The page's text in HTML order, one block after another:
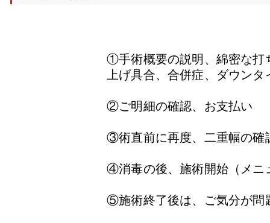
①手術概要の説明、綿密な打
上げ具合、 合併症、ダウンタ
②ご明細の確認、お支払い
③術直前に再度、二重幅の確
④消毒の後、施術開始（メニ
​⑤施術終了後は、ご気分が問